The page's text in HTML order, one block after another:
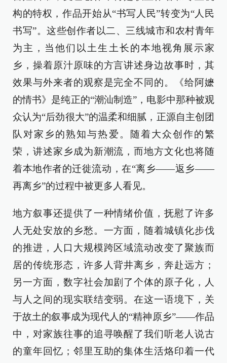
构的特权，作品开始从“书写人民”转变为“人民
书写”。这些创作者以二、三线城市和农村青年
为主，当他们以土生土长的本地视角展示家
乡，操着原汁原味的方言讲述身边故事时，其
效果与外来者的观察是完全不同的。《给阿嬷
的情书》是纯正的“潮汕制造”，电影中那种被观
众认为“后劲很大”的温柔和细腻，正源自主创团
队对家乡的熟知与热爱。随着大众创作的繁
荣，讲述家乡成为新潮流，而地方文化也将随
着本地作者的迁徙流动，在“离乡——返乡——
再离乡”的过程中被更多人看见。
地方叙事还提供了一种情绪价值，抚慰了许多
人无处安放的乡愁。一方面，随着城镇化步伐
的推进，人口大规模跨区域流动改变了聚族而
居的传统形态，许多人背井离乡，奔赴远方；
另一方面，数字社会加剧了个体的原子化，人
与人之间的现实联结变弱。在这一语境下，关
于故土的叙事成为现代人的“精神原乡”——作品
中，对家族往事的追寻唤醒了我们听老人说古
的童年回忆；邻里互助的集体生活烙印着一代